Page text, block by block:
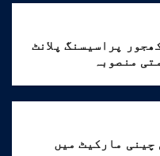
پراسیسنگ پلانٹ
منصوبہ
چینی مارکیٹ میں